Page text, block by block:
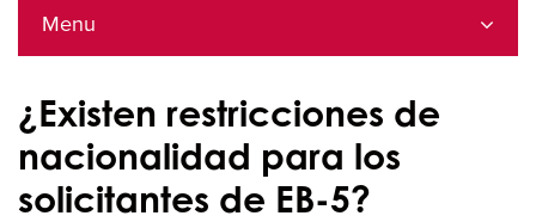
Menu
¿Existen restricciones de
nacionalidad para los
solicitantes de EB-5?